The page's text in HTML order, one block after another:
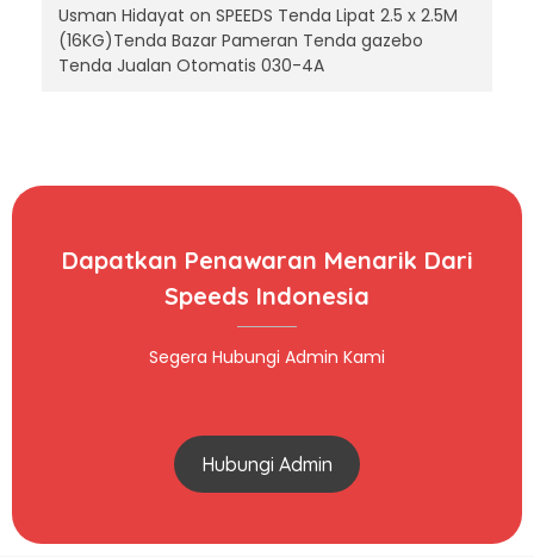
Usman Hidayat on SPEEDS Tenda Lipat 2.5 x 2.5M
(16KG)Tenda Bazar Pameran Tenda gazebo
Tenda Jualan Otomatis 030-4A
Dapatkan Penawaran Menarik Dari
Speeds Indonesia
Segera Hubungi Admin Kami
Hubungi Admin